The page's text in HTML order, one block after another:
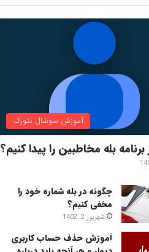
آموزش سوشال نتورک
بله مخاطبین را پیدا کنیم؟
چگونه در بله شماره خود را
مخفی کنیم؟
شهریور 2, 1402
آموزش حذف حساب کاربری